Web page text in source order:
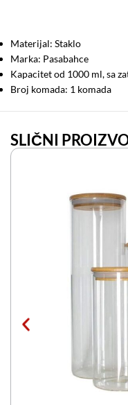
Materijal: Staklo
Marka: Pasabahce
Kapacitet od 1000 ml, sa
Broj komada: 1 komada
SLIČNI